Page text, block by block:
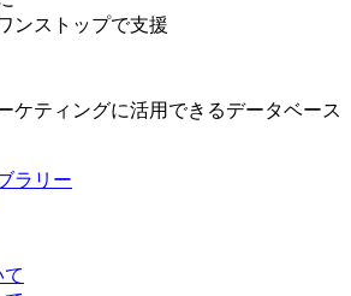
ンストップで支援
ケティングに活用できるデータベース